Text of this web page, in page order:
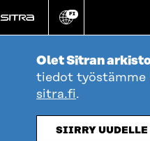
suoraan
sisältöön
Vaihda
kieli
FI
Olet Sitran
tiedot työstämme
sitra.fi.
SIIRRY UUDELLE